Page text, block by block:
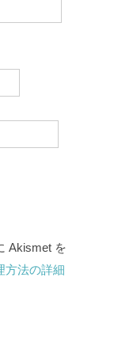
Akismet を
方法の詳細